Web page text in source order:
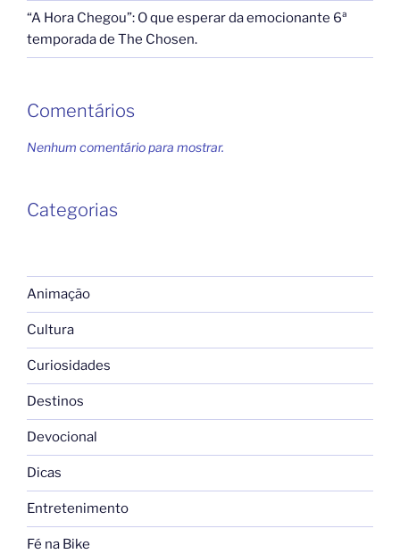
“A Hora Chegou”: O que esperar da emocionante 6ª
temporada de The Chosen.
Comentários
Nenhum comentário para mostrar.
Categorias
Animação
Cultura
Curiosidades
Destinos
Devocional
Dicas
Entretenimento
Fé na Bike